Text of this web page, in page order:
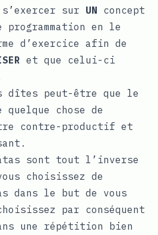
sur UN concept
programmation en le
d’exercice afin de
et que celui-ci
dîtes peut-être que le
chose de
contre-productif et
sont tout l’inverse
choisissez de
dans le but de vous
par conséquent
une répétition bien